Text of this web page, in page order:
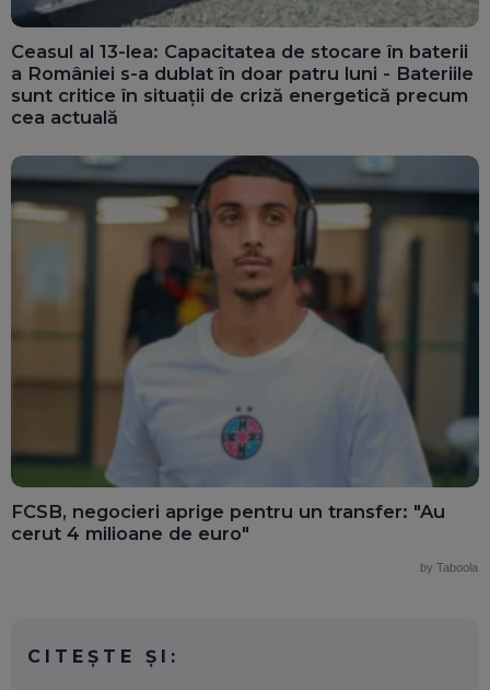
Ceasul al 13-lea: Capacitatea de stocare în baterii
a României s-a dublat în doar patru luni - Bateriile
sunt critice în situații de criză energetică precum
cea actuală
FCSB, negocieri aprige pentru un transfer: "Au
cerut 4 milioane de euro"
by Taboola
CITEȘTE ȘI: